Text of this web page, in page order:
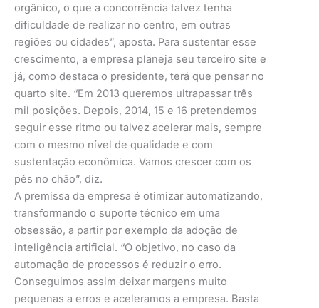
orgânico, o que a concorrência talvez tenha
dificuldade de realizar no centro, em outras
regiões ou cidades”, aposta. Para sustentar esse
crescimento, a empresa planeja seu terceiro site e
já, como destaca o presidente, terá que pensar no
quarto site. “Em 2013 queremos ultrapassar três
mil posições. Depois, 2014, 15 e 16 pretendemos
seguir esse ritmo ou talvez acelerar mais, sempre
com o mesmo nível de qualidade e com
sustentação econômica. Vamos crescer com os
pés no chão”, diz.
A premissa da empresa é otimizar automatizando,
transformando o suporte técnico em uma
obsessão, a partir por exemplo da adoção de
inteligência artificial. “O objetivo, no caso da
automação de processos é reduzir o erro.
Conseguimos assim deixar margens muito
pequenas a erros e aceleramos a empresa. Basta